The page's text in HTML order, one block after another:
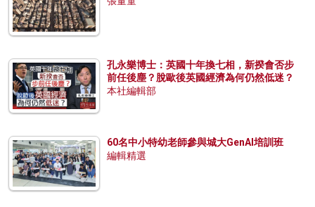
孔永樂博士：英國十年換七相，新揆會否步
前任後塵？脫歐後英國經濟為何仍然低迷？
本社編輯部
60名中小特幼老師參與城大GenAI培訓班
編輯精選